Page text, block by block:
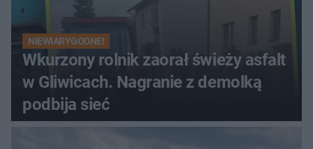
NIEWIARYGODNE!
Wkurzony rolnik zaorał świeży asfalt
w Gliwicach. Nagranie z demolką
podbija sieć